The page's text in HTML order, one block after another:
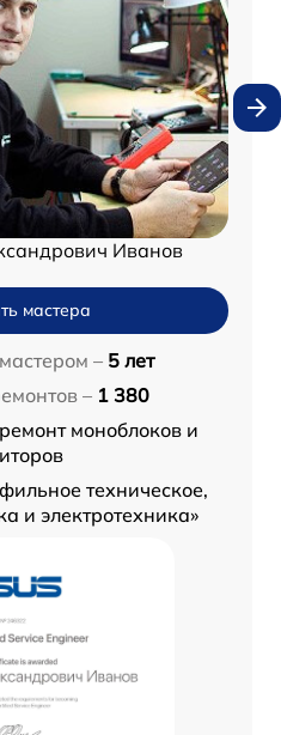
Иванов
мастера
– 5 лет
– 1 380
ремонт моноблоков и
техническое,
и электротехника»